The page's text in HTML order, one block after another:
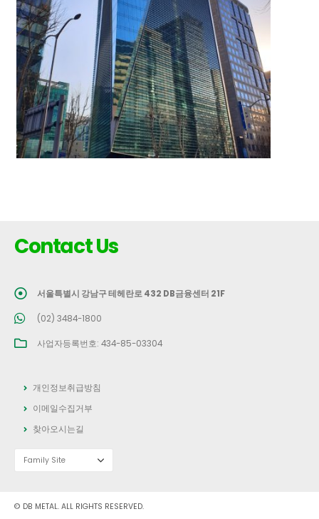
Contact Us
서울특별시 강남구 테헤란로 432 DB금융센터 21F
(02) 3484-1800
사업자등록번호: 434-85-03304
개인정보취급방침
이메일수집거부
찾아오시는길
© DB METAL. ALL RIGHTS RESERVED.